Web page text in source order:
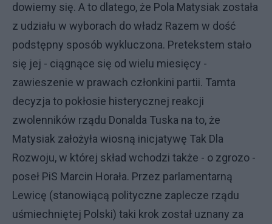
dowiemy się. A to dlatego, że Pola Matysiak została
z udziału w wyborach do władz Razem w dość
podstępny sposób wykluczona. Pretekstem stało
się jej - ciągnące się od wielu miesięcy -
zawieszenie w prawach członkini partii. Tamta
decyzja to pokłosie histerycznej reakcji
zwolenników rządu Donalda Tuska na to, że
Matysiak założyła wiosną inicjatywę Tak Dla
Rozwoju, w której skład wchodzi także - o zgrozo -
poseł PiS Marcin Horała. Przez parlamentarną
Lewicę (stanowiącą polityczne zaplecze rządu
uśmiechniętej Polski) taki krok został uznany za